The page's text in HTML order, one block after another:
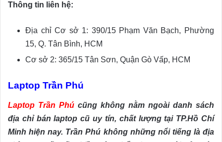
Thông tin liên hệ:
Địa chỉ Cơ sở 1: 390/15 Phạm Văn Bạch, Phường
15, Q. Tân Bình, HCM
Cơ sở 2: 365/15 Tân Sơn, Quận Gò Vấp, HCM
Laptop Trần Phú
Laptop Trần Phú cũng không nằm ngoài danh sách
địa chỉ bán laptop cũ uy tín, chất lượng tại TP.Hồ Chí
Minh hiện nay. Trần Phú không những nổi tiếng là địa